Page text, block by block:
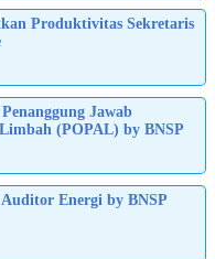
Produktivitas Sekretaris
Jawab
(POPAL) by BNSP
Energi by BNSP